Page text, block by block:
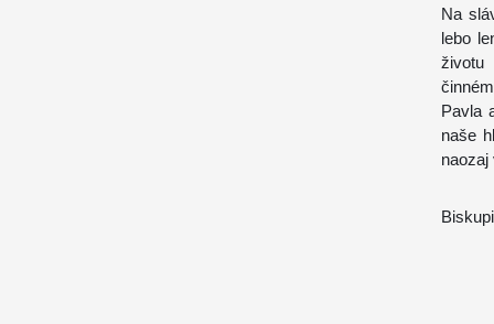
Na
lebo
životu
Pavla
naše